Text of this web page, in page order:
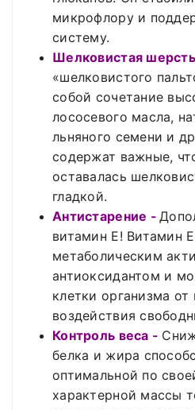
микрофлору и
систему.
Шелковистая
«шелковистого
собой сочетание
лососевого масла,
льняного семени и
содержат важные,
оставалась
гладкой.
Антистарение -
витамин Е! Витамин
метаболическим
антиоксидантом и
клетки организма от
воздействия
Контроль веса -
белка и жира
оптимальной по
характерной массы